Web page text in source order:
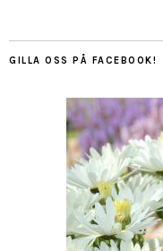
GILLA OSS PÅ FACEBOOK!